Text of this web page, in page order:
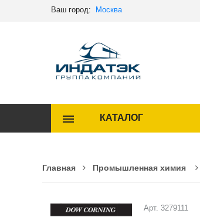
Ваш город: Москва
КАТАЛОГ
Главная Промышленная химия
Арт. 3279111